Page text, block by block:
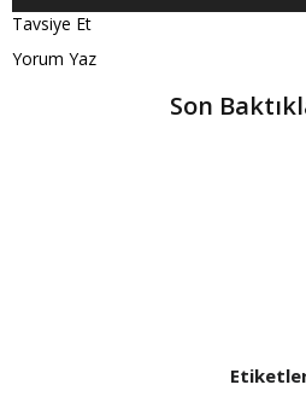
Tavsiye Et
Yorum Yaz
Son